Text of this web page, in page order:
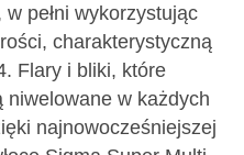
w pełni wykorzystując
charakterystyczną
Flary i bliki, które
niwelowane w każdych
najnowocześniejszej